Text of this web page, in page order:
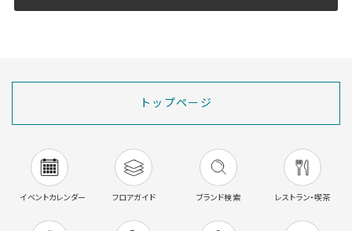
トップページ
イベントカレンダー フロアガイド ブランド検索 レストラン・喫茶